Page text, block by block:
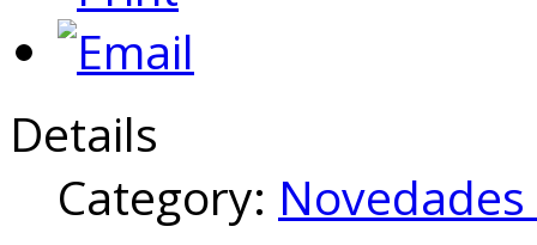
Details
Category: